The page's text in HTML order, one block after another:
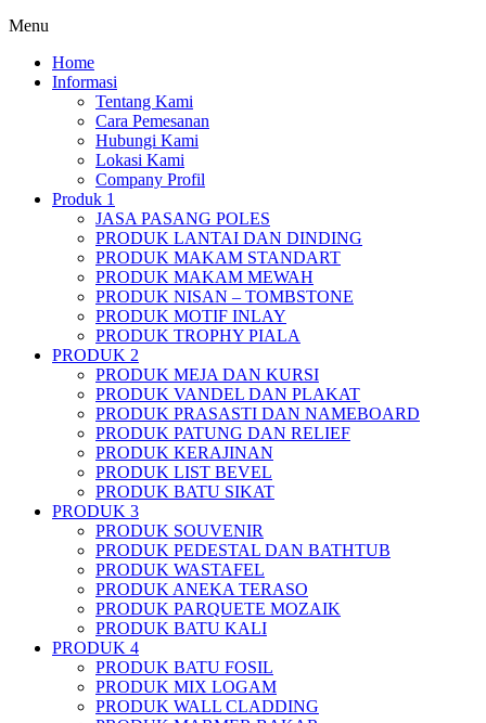
Menu
Home
Informasi
Tentang Kami
Cara Pemesanan
Hubungi Kami
Lokasi Kami
Company Profil
Produk 1
JASA PASANG POLES
PRODUK LANTAI DAN DINDING
PRODUK MAKAM STANDART
PRODUK MAKAM MEWAH
PRODUK NISAN – TOMBSTONE
PRODUK MOTIF INLAY
PRODUK TROPHY PIALA
PRODUK 2
PRODUK MEJA DAN KURSI
PRODUK VANDEL DAN PLAKAT
PRODUK PRASASTI DAN NAMEBOARD
PRODUK PATUNG DAN RELIEF
PRODUK KERAJINAN
PRODUK LIST BEVEL
PRODUK BATU SIKAT
PRODUK 3
PRODUK SOUVENIR
PRODUK PEDESTAL DAN BATHTUB
PRODUK WASTAFEL
PRODUK ANEKA TERASO
PRODUK PARQUETE MOZAIK
PRODUK BATU KALI
PRODUK 4
PRODUK BATU FOSIL
PRODUK MIX LOGAM
PRODUK WALL CLADDING